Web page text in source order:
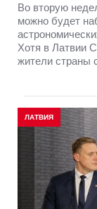
Во вторую
можно будет
Хотя в Латвии
жители страны
ЛАТВИЯ